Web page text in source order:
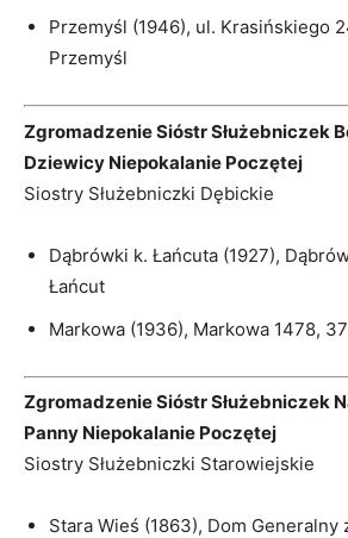
Przemyśl (1946), ul. Krasińskiego
Przemyśl
Zgromadzenie Sióstr Służebniczek
Dziewicy Niepokalanie Poczętej
Siostry Służebniczki Dębickie
Dąbrówki k. Łańcuta (1927),
Łańcut
Markowa (1936), Markowa 1478,
Zgromadzenie Sióstr Służebniczek
Panny Niepokalanie Poczętej
Siostry Służebniczki Starowiejskie
Stara Wieś (1863), Dom Generalny